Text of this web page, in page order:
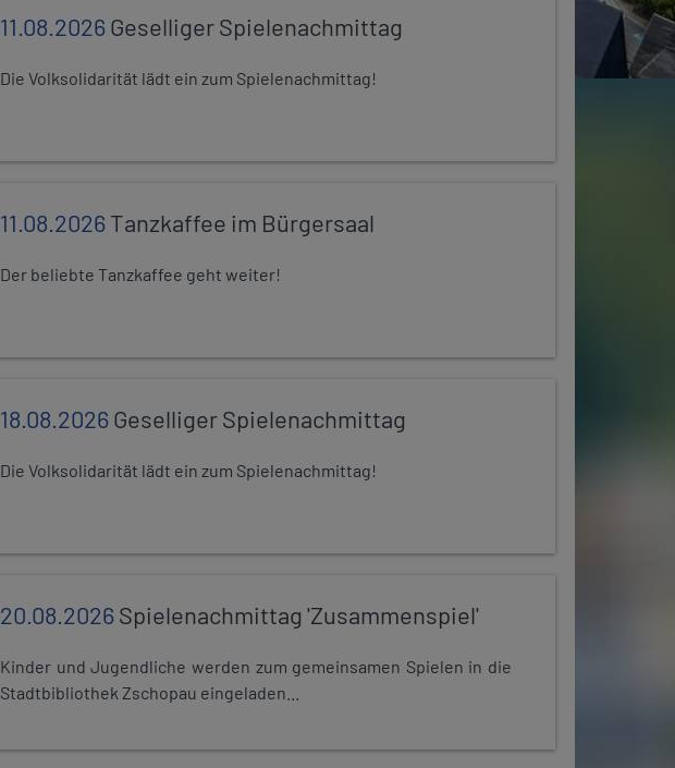
11.08.2026Geselliger Spielenachmittag
Die Volksolidarität lädt ein zum Spielenachmittag!
11.08.2026Tanzkaffee im Bürgersaal
Der beliebte Tanzkaffee geht weiter!
18.08.2026Geselliger Spielenachmittag
Die Volksolidarität lädt ein zum Spielenachmittag!
20.08.2026Spielenachmittag 'Zusammenspiel'
Kinder und Jugendliche werden zum gemeinsamen Spielen in die
Stadtbibliothek Zschopau eingeladen...